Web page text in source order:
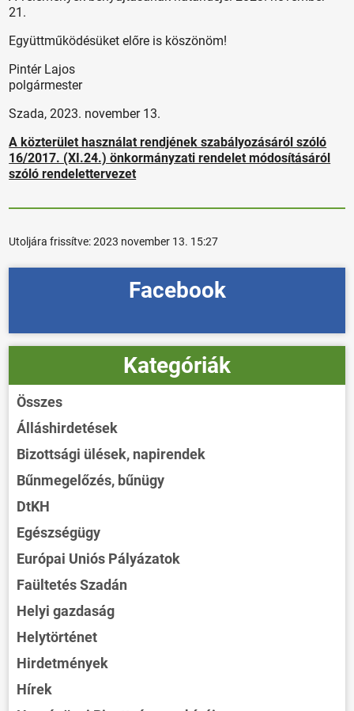
21.
Együttműködésüket előre is köszönöm!
Pintér Lajos
polgármester
Szada, 2023. november 13.
A közterület használat rendjének szabályozásáról szóló
16/2017. (XI.24.) önkormányzati rendelet módosításáról
szóló rendelettervezet
Utoljára frissítve:2023 november 13. 15:27
Facebook
Kategóriák
Összes
Álláshirdetések
Bizottsági ülések, napirendek
Bűnmegelőzés, bűnügy
DtKH
Egészségügy
Európai Uniós Pályázatok
Faültetés Szadán
Helyi gazdaság
Helytörténet
Hirdetmények
Hírek